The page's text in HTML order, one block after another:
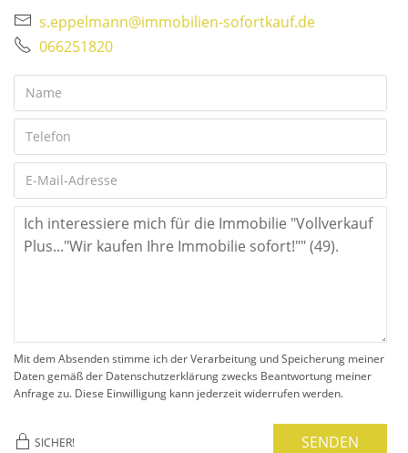
s.eppelmann@immobilien-sofortkauf.de
066251820
Mit dem Absenden stimme ich der Verarbeitung und Speicherung meiner
Daten gemäß der Datenschutzerklärung zwecks Beantwortung meiner
Anfrage zu. Diese Einwilligung kann jederzeit widerrufen werden.
SICHER! SENDEN